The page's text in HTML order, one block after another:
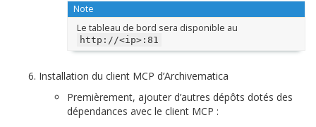
Note
Le tableau de bord sera disponible au
http://<ip>:81
Installation du client MCP d’Archivematica
Premièrement, ajouter d’autres dépôts dotés des
dépendances avec le client MCP :